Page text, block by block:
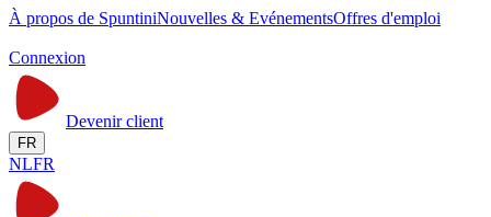
À propos de SpuntiniNouvelles & EvénementsOffres d'emploi
Connexion
Devenir client
FR
NLFR